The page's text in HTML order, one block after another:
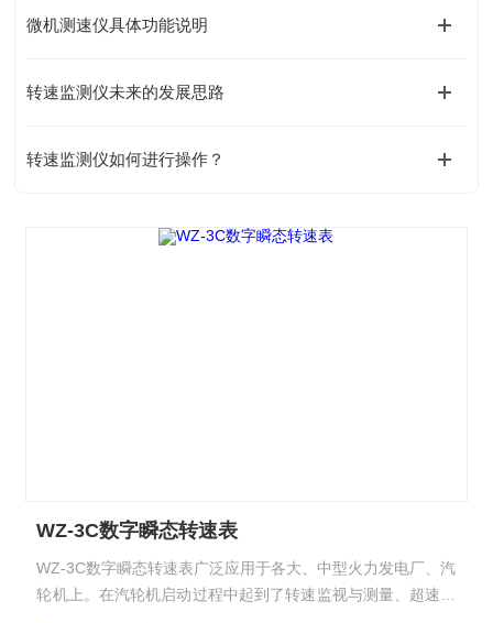
微机测速仪具体功能说明
转速监测仪未来的发展思路
转速监测仪如何进行操作？
WZ-3C数字瞬态转速表
WZ-3C数字瞬态转速表广泛应用于各大、中型火力发电厂、汽
轮机上。在汽轮机启动过程中起到了转速监视与测量、超速保